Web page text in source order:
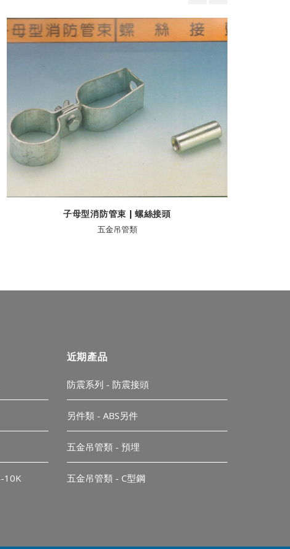
子母型消防管束 | 螺絲接頭
五金吊管類
10K
近期產品
防震系列 - 防震接頭
另件類 - ABS另件
五金吊管類 - 預埋
五金吊管類 - C型鋼